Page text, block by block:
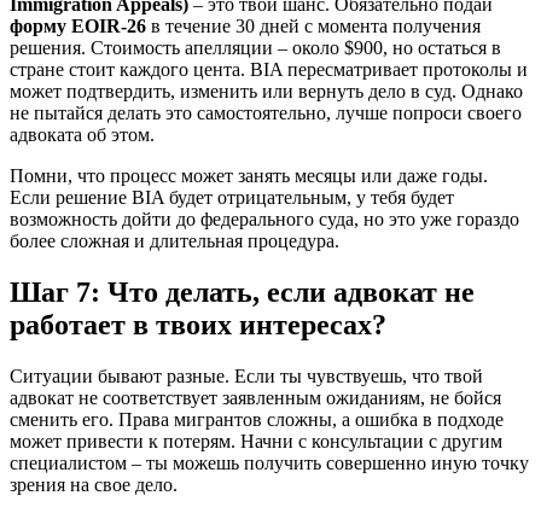
форму EOIR-26 в течение 30 дней с момента получения
решения. Стоимость апелляции – около $900, но остаться в
стране стоит каждого цента. BIA пересматривает протоколы и
может подтвердить, изменить или вернуть дело в суд. Однако
не пытайся делать это самостоятельно, лучше попроси своего
адвоката об этом.
Помни, что процесс может занять месяцы или даже годы.
Если решение BIA будет отрицательным, у тебя будет
возможность дойти до федерального суда, но это уже гораздо
более сложная и длительная процедура.
Шаг 7: Что делать, если адвокат не
работает в твоих интересах?
Ситуации бывают разные. Если ты чувствуешь, что твой
адвокат не соответствует заявленным ожиданиям, не бойся
сменить его. Права мигрантов сложны, а ошибка в подходе
может привести к потерям. Начни с консультации с другим
специалистом – ты можешь получить совершенно иную точку
зрения на свое дело.